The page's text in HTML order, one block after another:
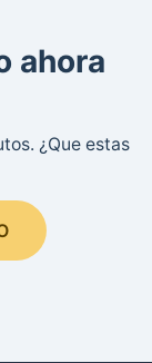
ahora
¿Que estas